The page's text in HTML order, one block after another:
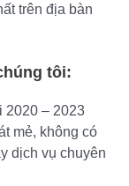
trên địa bàn
tôi:
2020 – 2023
mẻ, không có
dịch vụ chuyên